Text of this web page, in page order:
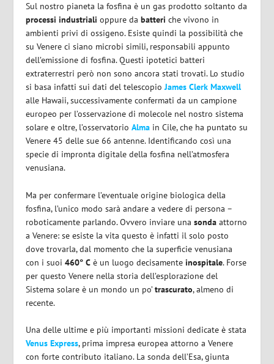
Sul nostro pianeta la fosfina è un gas prodotto soltanto da
processi industriali oppure dabatteri che vivono in
ambienti privi di ossigeno. Esiste quindi la possibilità che
su Venere ci siano microbi simili, responsabili appunto
dell’emissione di fosfina. Questi ipotetici batteri
extraterrestri però non sono ancora stati trovati. Lo studio
si basa infatti sui dati del telescopioJames Clerk Maxwell
alle Hawaii, successivamente confermati da un campione
europeo per l’osservazione di molecole nel nostro sistema
solare e oltre, l’osservatorioAlma in Cile, che ha puntato su
Venere 45 delle sue 66 antenne. Identificando così una
specie di impronta digitale della fosfina nell’atmosfera
venusiana.
Ma per confermare l’eventuale origine biologica della
fosfina, l’unico modo sarà andare a vedere di persona –
roboticamente parlando. Ovvero inviare unasonda attorno
a Venere: se esiste la vita questo è infatti il solo posto
dove trovarla, dal momento che la superficie venusiana
con i suoi460° C è un luogo decisamenteinospitale. Forse
per questo Venere nella storia dell’esplorazione del
Sistema solare è un mondo un po’trascurato, almeno di
recente.
Una delle ultime e più importanti missioni dedicate è stata
Venus Express, prima impresa europea attorno a Venere
con forte contributo italiano. La sonda dell’Esa, giunta